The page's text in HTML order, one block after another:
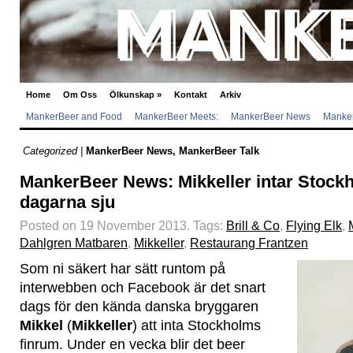
Home Om Oss Ölkunskap » Kontakt Arkiv
MankerBeer and Food MankerBeer Meets: MankerBeer News
Categorized | MankerBeer News, MankerBeer Talk
MankerBeer News: Mikkeller intar
dagarna sju
Posted on 19 November 2013. Tags: Brill & Co, Flying Elk,
Dahlgren Matbaren, Mikkeller, Restaurang Frantzen
Som ni säkert har sätt runtom på
interwebben och Facebook är det snart
dags för den kända danska bryggaren
Mikkel (Mikkeller) att inta Stockholms
finrum. Under en vecka blir det beer